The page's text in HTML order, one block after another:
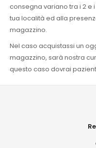
consegna variano tra i 2 e
tua località ed alla
magazzino.
Nel caso acquistassi un
magazzino, sarà nostra
questo caso dovrai